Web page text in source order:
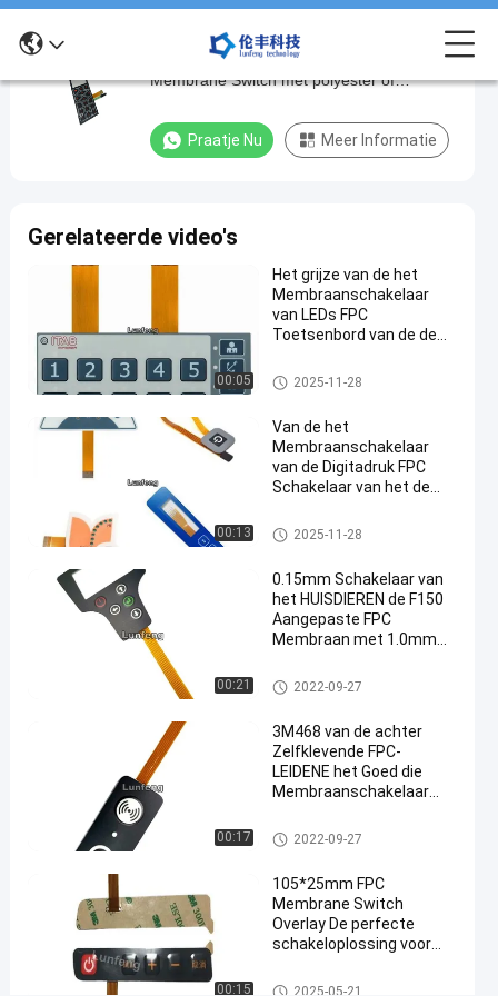
3.3V
stuurspanning
Flexible
Switch
of
polycarbonaat
Membraanschakelaar
2025-
05-21
154
Meningen
#
koepelschakelaar
van het
Membraan
schakelaar
van de
metaalkoepel
Het tastbare
toetsenbord
van de
LEDsdouane
3.3V stuurspanning Flexible Printed Circuit
Membrane Switch met polyester of
Praatje Nu Meer Informatie
Gerelateerde video's
00:05
Het grijze van de het
Membraanschakelaar
van LEDs FPC
Toetsenbord van de de
Schakelaar In reliëf
gemaakte
FPC-Membraanschakelaar
2025-11-28
00:13
Van de het
Membraanschakelaar
van de Digitadruk FPC
Schakelaar van het de
Toetsenbord van
Silkscreen
FPC-Membraanschakelaar
2025-11-28
00:21
0.15mm Schakelaar van
het HUISDIEREN de F150
Aangepaste FPC
Membraan met 1.0mm
FPC-Membraanschakelaar
2022-09-27
00:17
3M468 van de achter
Zelfklevende FPC-
LEIDENE het Goed die
Membraanschakelaar
verzegelen
FPC-Membraanschakelaar
2022-09-27
00:15
105*25mm FPC
Membrane Switch
Overlay De perfecte
schakeloplossing voor
FPC-Membraanschakelaar
2025-05-21